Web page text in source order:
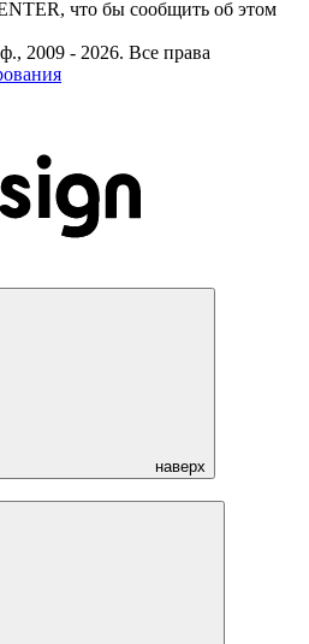
что бы сообщить об этом
2009 - 2026. Все права
наверх